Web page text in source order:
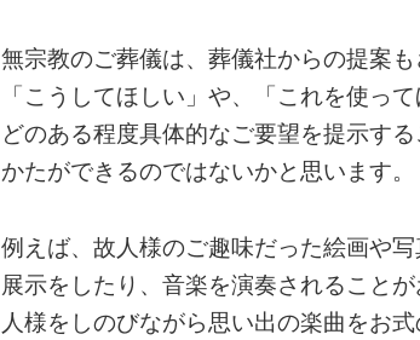
無宗教のご葬儀は、葬儀社からの提案
「こうしてほしい」や、「これを使っ
どのある程度具体的なご要望を提示す
かたができるのではないかと思います。
例えば、故人様のご趣味だった絵画や
展示をしたり、音楽を演奏されること
人様をしのびながら思い出の楽曲をお